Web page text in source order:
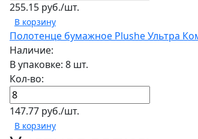
255.15 руб./шт.
В корзину
Полотенце бумажное Plushe Ультра
Наличие:
В упаковке: 8 шт.
Кол-во:
147.77 руб./шт.
В корзину